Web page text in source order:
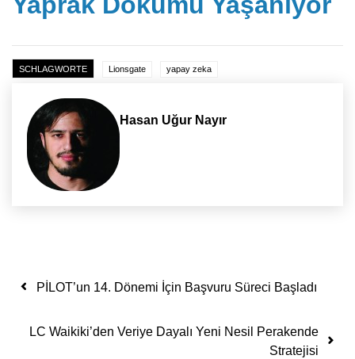
SCHLAGWORTE Lionsgate yapay zeka
Hasan Uğur Nayır
Yazı dolaşımı
PİLOT’un 14. Dönemi İçin Başvuru Süreci Başladı
LC Waikiki’den Veriye Dayalı Yeni Nesil Perakende
Stratejisi